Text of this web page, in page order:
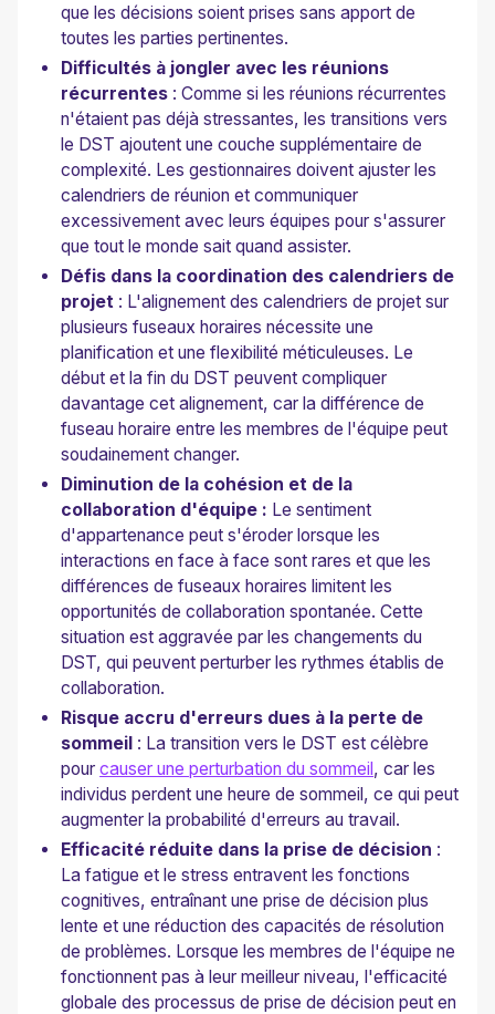
que les décisions soient prises sans apport de
toutes les parties pertinentes.
Difficultés à jongler avec les réunions
récurrentes : Comme si les réunions récurrentes
n'étaient pas déjà stressantes, les transitions vers
le DST ajoutent une couche supplémentaire de
complexité. Les gestionnaires doivent ajuster les
calendriers de réunion et communiquer
excessivement avec leurs équipes pour s'assurer
que tout le monde sait quand assister.
Défis dans la coordination des calendriers de
projet : L'alignement des calendriers de projet sur
plusieurs fuseaux horaires nécessite une
planification et une flexibilité méticuleuses. Le
début et la fin du DST peuvent compliquer
davantage cet alignement, car la différence de
fuseau horaire entre les membres de l'équipe peut
soudainement changer.
Diminution de la cohésion et de la
collaboration d'équipe : Le sentiment
d'appartenance peut s'éroder lorsque les
interactions en face à face sont rares et que les
différences de fuseaux horaires limitent les
opportunités de collaboration spontanée. Cette
situation est aggravée par les changements du
DST, qui peuvent perturber les rythmes établis de
collaboration.
Risque accru d'erreurs dues à la perte de
sommeil : La transition vers le DST est célèbre
pourcauser une perturbation du sommeil, car les
individus perdent une heure de sommeil, ce qui peut
augmenter la probabilité d'erreurs au travail.
Efficacité réduite dans la prise de décision :
La fatigue et le stress entravent les fonctions
cognitives, entraînant une prise de décision plus
lente et une réduction des capacités de résolution
de problèmes. Lorsque les membres de l'équipe ne
fonctionnent pas à leur meilleur niveau, l'efficacité
globale des processus de prise de décision peut en